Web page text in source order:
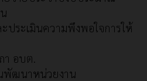
ประเมินความพึงพอใจการให้
อบต.
พัฒนาหน่วยงาน